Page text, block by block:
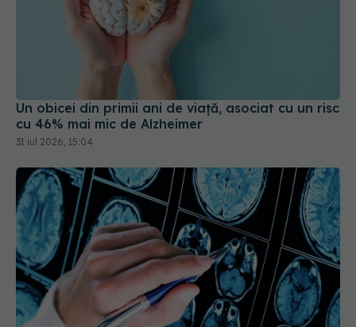
Un obicei din primii ani de viață, asociat cu un risc
cu 46% mai mic de Alzheimer
31 iul 2026, 15:04